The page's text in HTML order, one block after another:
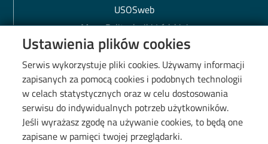
Ustawienia plików cookies
Serwis wykorzystuje pliki cookies. Używamy informacji
zapisanych za pomocą cookies i podobnych technologii
w celach statystycznych oraz w celu dostosowania
serwisu do indywidualnych potrzeb użytkowników.
Jeśli wyrażasz zgodę na używanie cookies, to będą one
zapisane w pamięci twojej przeglądarki.
USOSweb
Mapa Politechniki Łódzkiej
Biblioteka PŁ
BIP PŁ
Polityka prywatności
Deklaracja dostępności cyfrowej
Mapa kampusu